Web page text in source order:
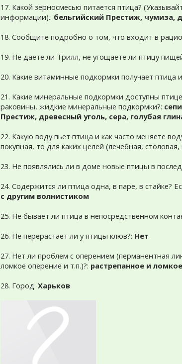
17. Какой зерносмесью питается птица?
информации).: бельгийский Престиж, чумиза,
18. Сообщите подробно о том, что входит в
19. Не даете ли Трилл, не угощаете ли птицу
20. Какие витаминные подкормки получает птица
21. Какие минеральные подкормки доступны
раковины, жидкие минеральные подкормки?:
Престиж, древесный уголь, сера, голубая
22. Какую воду пьет птица и как часто меняете
покупная, то для каких целей (лечебная, столовая,
23. Не появлялись ли в доме новые птицы в
24. Содержится ли птица одна, в паре, в стайке?
с другим волнистиком
25. Не бывает ли птица в непосредственном
26. Не перерастает ли у птицы клюв?: Нет
27. Нет ли проблем с оперением (перманентная
ломкое оперение и т.п.)?: растрепанное и
28. Город:Харьков